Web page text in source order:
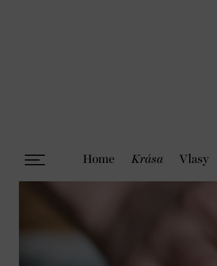
Home Krása Vlasy